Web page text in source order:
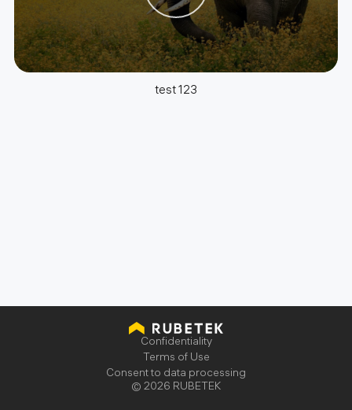
test 123
Confidentiality
Terms of Use
Consent to data processing
© 2026 RUBETEK
политике использования